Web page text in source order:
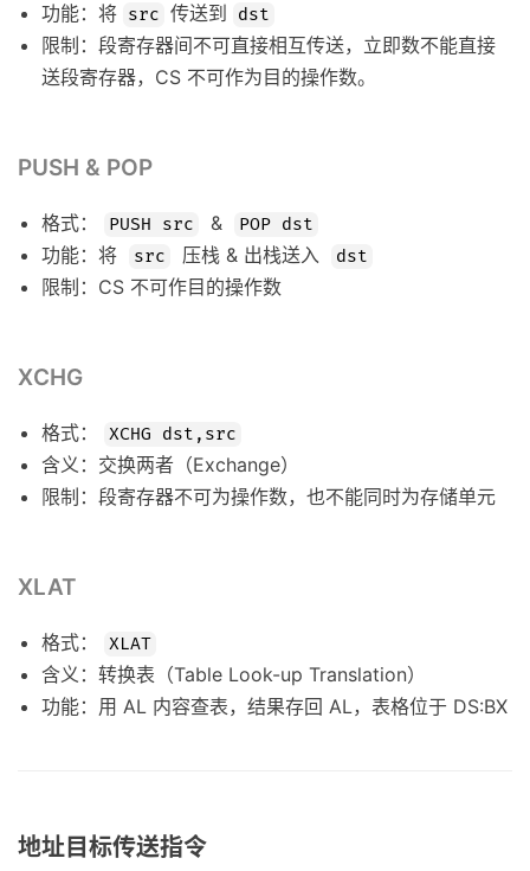
功能：将 src 传送到 dst
限制：段寄存器间不可直接相互传送，立即数不能直接
送段寄存器，CS 不可作为目的操作数。
PUSH & POP
格式： PUSH src & POP dst
功能：将 src 压栈 & 出栈送入 dst
限制：CS 不可作目的操作数
XCHG
格式： XCHG dst,src
含义：交换两者（Exchange）
限制：段寄存器不可为操作数，也不能同时为存储单元
XLAT
格式： XLAT
含义：转换表（Table Look-up Translation）
功能：用 AL 内容查表，结果存回 AL，表格位于 DS:BX
地址目标传送指令